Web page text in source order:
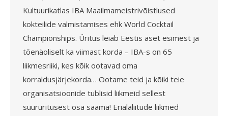
Kultuurikatlas IBA Maailmameistrivõistlused
kokteilide valmistamises ehk World Cocktail
Championships. Üritus leiab Eestis aset esimest ja
tõenäoliselt ka viimast korda – IBA-s on 65
liikmesriiki, kes kõik ootavad oma
korraldusjärjekorda… Ootame teid ja kõiki teie
organisatsioonide tublisid liikmeid sellest
suurüritusest osa saama! Erialaliitude liikmed